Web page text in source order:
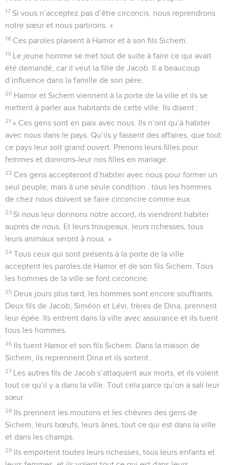
17 Si vous n’acceptez pas d’être circoncis, nous reprendrons
notre sœur et nous partirons. »
18 Ces paroles plaisent à Hamor et à son fils Sichem.
19 Le jeune homme se met tout de suite à faire ce qui avait
été demandé, car il veut la fille de Jacob. Il a beaucoup
d’influence dans la famille de son père.
20 Hamor et Sichem viennent à la porte de la ville et ils se
mettent à parler aux habitants de cette ville. Ils disent :
21 « Ces gens sont en paix avec nous. Ils n’ont qu’à habiter
avec nous dans le pays. Qu’ils y fassent des affaires, que tout
ce pays leur soit grand ouvert. Prenons leurs filles pour
femmes et donnons-leur nos filles en mariage.
22 Ces gens accepteront d’habiter avec nous pour former un
seul peuple, mais à une seule condition : tous les hommes
de chez nous doivent se faire circoncire comme eux.
23 Si nous leur donnons notre accord, ils viendront habiter
auprès de nous. Et leurs troupeaux, leurs richesses, tous
leurs animaux seront à nous. »
24 Tous ceux qui sont présents à la porte de la ville
acceptent les paroles de Hamor et de son fils Sichem. Tous
les hommes de la ville se font circoncire.
25 Deux jours plus tard, les hommes sont encore souffrants.
Deux fils de Jacob, Siméon et Lévi, frères de Dina, prennent
leur épée. Ils entrent dans la ville avec assurance et ils tuent
tous les hommes.
26 Ils tuent Hamor et son fils Sichem. Dans la maison de
Sichem, ils reprennent Dina et ils sortent.
27 Les autres fils de Jacob s’attaquent aux morts, et ils volent
tout ce qu’il y a dans la ville. Tout cela parce qu’on a sali leur
sœur.
28 Ils prennent les moutons et les chèvres des gens de
Sichem, leurs bœufs, leurs ânes, tout ce qui est dans la ville
et dans les champs.
29 Ils emportent toutes leurs richesses, tous leurs enfants et